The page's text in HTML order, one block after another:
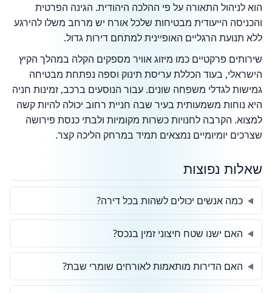
הוא לניהול התאורה על פי ההלכה היהודית. הגינה הפרטית
והכניסה הייעודית מבטיחות שלכל אורח יש מרחב משלו להירגע
ללא תנועת הרגליים האופיינית למתחם דירות גדול.
שירותים פרקטיים כמו מיזוג אוויר מספקים הקלה במהלך הקיץ
הישראלי, בעוד הכללת עריסת תינוק וספה נפתחת מבטיחה
גמישות לגדלי משפחה שונים. עבור הנוסעים ברכב, זמינות חניה
היא נוחות משמעותית בעיר שבה חניית רחוב יכולה להיות קשה
למצוא. הקרבה לחנויות כשרות מקומיות ולבתי כנסת פירושה
שצרכים יומיומיים נמצאים תמיד במרחק הליכה קצר.
שאלות נפוצות
כמה אנשים יכולים לשהות בכל דירה?
האם ישנו שטח חיצוני זמין בנכס?
האם הדירות מותאמות לאורחים שומרי שבת?